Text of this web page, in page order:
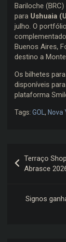
Bariloche
para Ushuaia
julho. O
Buenos Aires,
destino a
Os bilhetes
disponíveis
plataforma
Tags: GOL , Nova
de
Terraço
Abrasce
Signos